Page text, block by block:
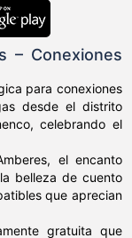
– Conexiones
para conexiones
desde el distrito
celebrando el
el encanto
belleza de cuento
que aprecian
gratuita que